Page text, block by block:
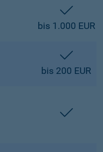
bis 1.000 EUR
bis 200 EUR